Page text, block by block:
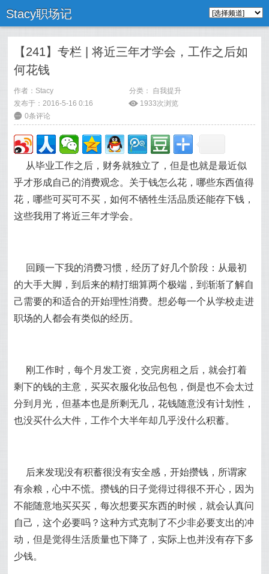
Stacy职场记
【241】专栏 | 将近三年才学会，工作之后如
何花钱
作者： Stacy 分类： 自我提升
发布于：2016-5-16 0:16
ė 1933次浏览
6 0条评论
从毕业工作之后，财务就独立了，但是也就是最近似
乎才形成自己的消费观念。关于钱怎么花，哪些东西值得
花，哪些可买可不买，如何不牺牲生活品质还能存下钱，
这些我用了将近三年才学会。
回顾一下我的消费习惯，经历了好几个阶段：从最初
的大手大脚，到后来的精打细算两个极端，到渐渐了解自
己需要的和适合的开始理性消费。想必每一个从学校走进
职场的人都会有类似的经历。
刚工作时，每个月发工资，交完房租之后，就会打着
剩下的钱的主意，买买衣服化妆品包包，倒是也不会太过
分到月光，但基本也是所剩无几，花钱随意没有计划性，
也没买什么大件，工作个大半年却几乎没什么积蓄。
后来发现没有积蓄很没有安全感，开始攒钱，所谓家
有余粮，心中不慌。攒钱的日子觉得过得很不开心，因为
不能随意地买买买，每次想要买东西的时候，就会认真问
自己，这个必要吗？这种方式克制了不少非必要支出的冲
动，但是觉得生活质量也下降了，实际上也并没有存下多
少钱。